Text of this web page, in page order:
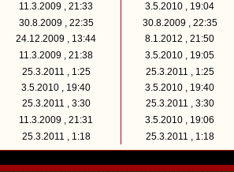
11.3.2009 , 21:33
3.5.2010 , 19:04
30.8.2009 , 22:35
30.8.2009 , 22:35
24.12.2009 , 13:44
8.1.2012 , 21:50
11.3.2009 , 21:38
3.5.2010 , 19:05
25.3.2011 , 1:25
25.3.2011 , 1:25
3.5.2010 , 19:40
3.5.2010 , 19:40
25.3.2011 , 3:30
25.3.2011 , 3:30
11.3.2009 , 21:31
3.5.2010 , 19:06
25.3.2011 , 1:18 25.3.2011 , 1:18